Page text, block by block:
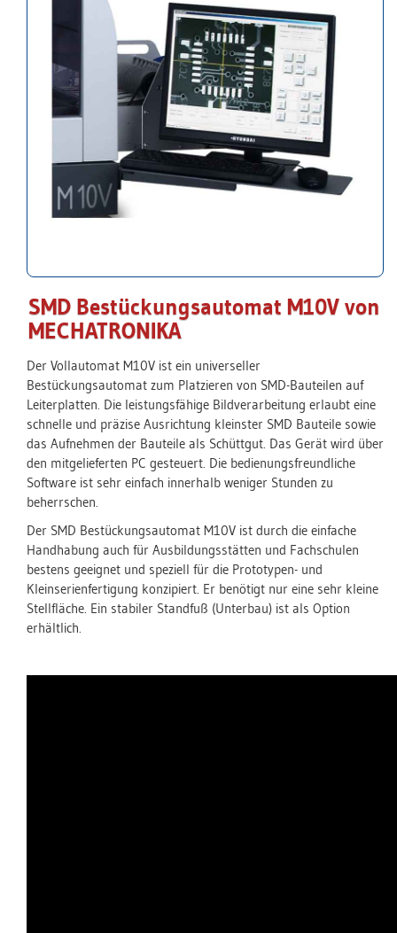
SMD Bestückungsautomat M10V von
MECHATRONIKA
Der Vollautomat M10V ist ein universeller
Bestückungsautomat zum Platzieren von SMD-Bauteilen auf
Leiterplatten. Die leistungsfähige Bildverarbeitung erlaubt eine
schnelle und präzise Ausrichtung kleinster SMD Bauteile sowie
das Aufnehmen der Bauteile als Schüttgut. Das Gerät wird über
den mitgelieferten PC gesteuert. Die bedienungsfreundliche
Software ist sehr einfach innerhalb weniger Stunden zu
beherrschen.
Der SMD Bestückungsautomat M10V ist durch die einfache
Handhabung auch für Ausbildungsstätten und Fachschulen
bestens geeignet und speziell für die Prototypen- und
Kleinserienfertigung konzipiert. Er benötigt nur eine sehr kleine
Stellfläche. Ein stabiler Standfuß (Unterbau) ist als Option
erhältlich.